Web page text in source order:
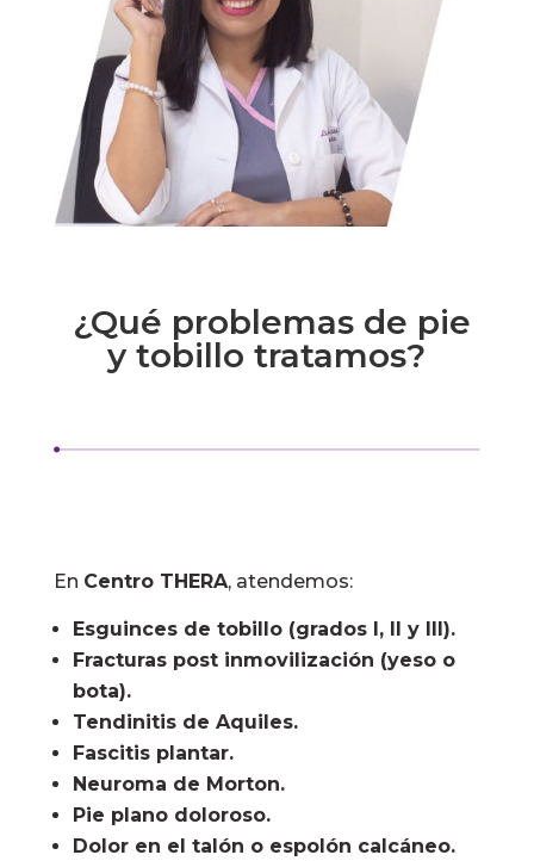
¿Qué problemas de pie
y tobillo tratamos?
En Centro THERA, atendemos:
Esguinces de tobillo (grados I, II y III).
Fracturas post inmovilización (yeso o
bota).
Tendinitis de Aquiles.
Fascitis plantar.
Neuroma de Morton.
Pie plano doloroso.
Dolor en el talón o espolón calcáneo.